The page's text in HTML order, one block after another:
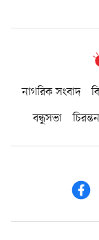
নাগরিক সংবাদ
বন্ধুসভা